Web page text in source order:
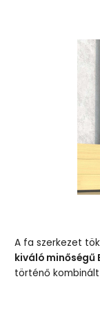
A fa szerkezet
kiváló minőségű
történő